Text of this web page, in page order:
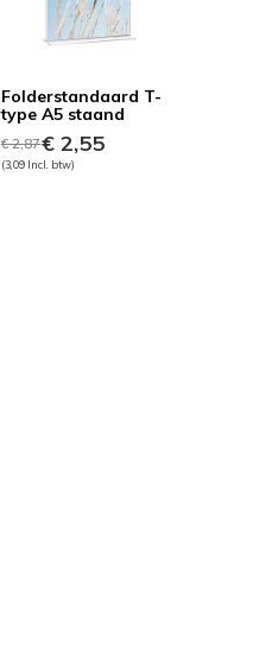
Folderstandaard T-
type A5 staand
€ 2,87€ 2,55
(3,09 Incl. btw)